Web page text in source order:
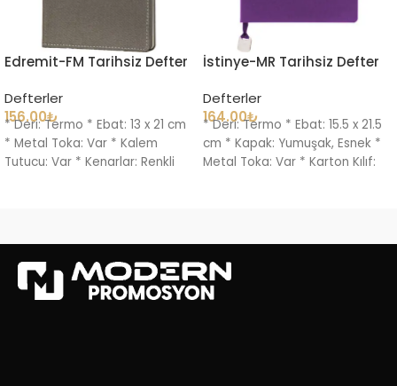
Edremit-FM Tarihsiz Defter
Defterler
156.00₺
* Deri: Termo * Ebat: 13 x 21 cm
* Metal Toka: Var * Kalem
Tutucu: Var * Kenarlar: Renkli
İstinye-MR Tarihsiz Defter
Defterler
164.00₺
* Deri: Termo * Ebat: 15.5 x 21.5
cm * Kapak: Yumuşak, Esnek *
Metal Toka: Var * Karton Kılıf: